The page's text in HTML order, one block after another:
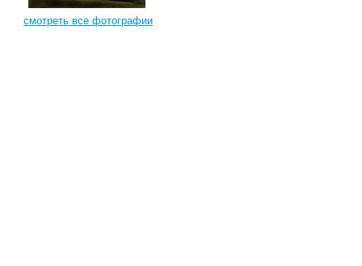
смотреть все фотографии